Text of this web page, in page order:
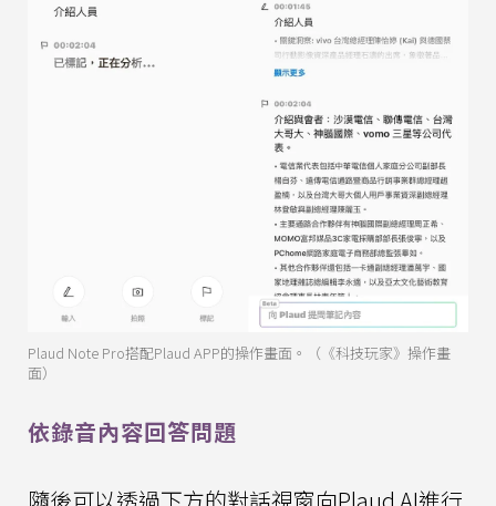
Plaud Note Pro搭配Plaud APP的操作畫面。（《科技玩家》操作畫
面）
依錄音內容回答問題
隨後可以透過下方的對話視窗向Plaud AI進行